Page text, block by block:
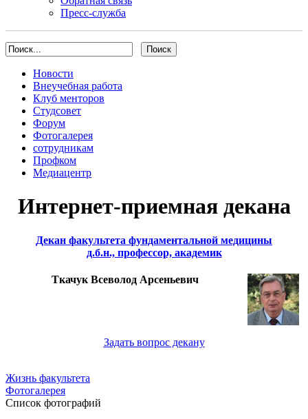
Пресс-служба
Новости
Внеучебная работа
Клуб менторов
Студсовет
Форум
Фотогалерея
сотрудникам
Профком
Медиацентр
Интернет-приемная декана
Декан факультета фундаментальной медицины
д.б.н., профессор, академик
Ткачук Всеволод Арсеньевич
Задать вопрос декану
Жизнь факультета
Фотогалерея
Список фотографий